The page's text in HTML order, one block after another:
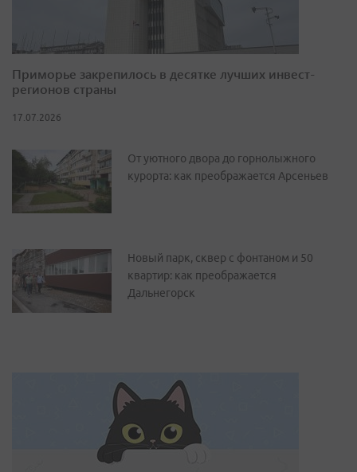
Приморье закрепилось в десятке лучших инвест-
регионов страны
17.07.2026
От уютного двора до горнолыжного
курорта: как преображается Арсеньев
Новый парк, сквер с фонтаном и 50
квартир: как преображается
Дальнегорск